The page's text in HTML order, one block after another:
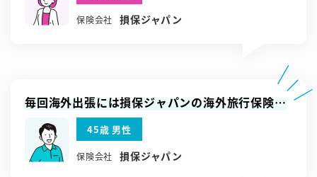
保険会社 損保ジャパン
毎回海外出張には損保ジャパンの海外旅行保険を
使っています。申し込み手続きも簡単です。
45歳 男性
保険会社 損保ジャパン